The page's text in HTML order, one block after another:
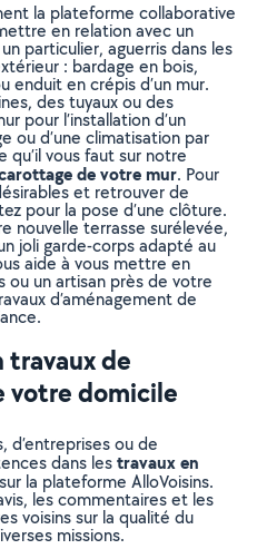
la plateforme collaborative
en relation avec un
particulier, aguerris dans les
: bardage en bois,
enduit en crépis d’un mur.
des tuyaux ou des
pour l’installation d’un
ou d’une climatisation par
qu’il vous faut sur notre
de votre mur. Pour
et retrouver de
pour la pose d’une clôture.
nouvelle terrasse surélevée,
joli garde-corps adapté au
aide à vous mettre en
ou un artisan près de votre
d’aménagement de
travaux de
votre domicile
d’entreprises ou de
dans lestravaux en
la plateforme AlloVoisins.
les commentaires et les
voisins sur la qualité du
missions.